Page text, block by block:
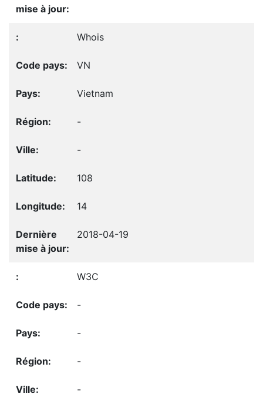
Whois
VN
Vietnam
-
-
108
14
2018-04-19
W3C
-
-
-
-